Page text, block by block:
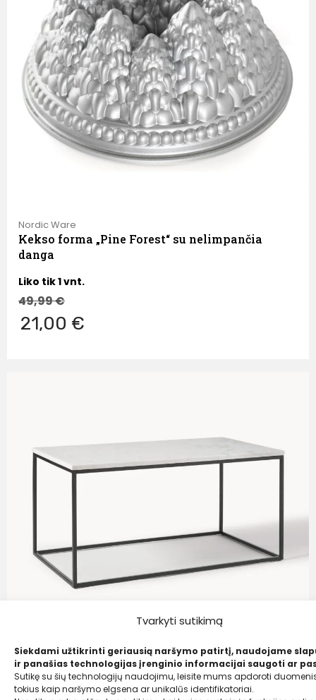
Tvarkyti sutikimą
Siekdami užtikrinti geriausią naršymo patirtį, naudojame
ir panašias technologijas įrenginio informacijai saugoti ar
Sutikę su šių technologijų naudojimu, leisite mums apdoroti
tokius kaip naršymo elgsena ar unikalūs identifikatoriai.
Nordic Ware
Kekso forma „Pine Forest“ su nelimpančia
danga
Liko tik 1 vnt.
49,99€
21,00 €
Westwing Collection
Marmurinis kavos staliukas Alys, 80×40 cm